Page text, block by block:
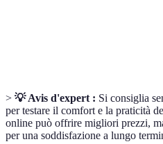
> 💡 Avis d'expert : Si consiglia
per testare il comfort e la praticità
online può offrire migliori prezzi,
per una soddisfazione a lungo